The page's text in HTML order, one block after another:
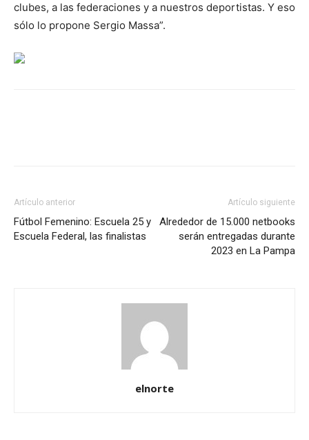
clubes, a las federaciones y a nuestros deportistas. Y eso
sólo lo propone Sergio Massa”.
Artículo anterior
Fútbol Femenino: Escuela 25 y
Escuela Federal, las finalistas
Artículo siguiente
Alrededor de 15.000 netbooks
serán entregadas durante
2023 en La Pampa
elnorte